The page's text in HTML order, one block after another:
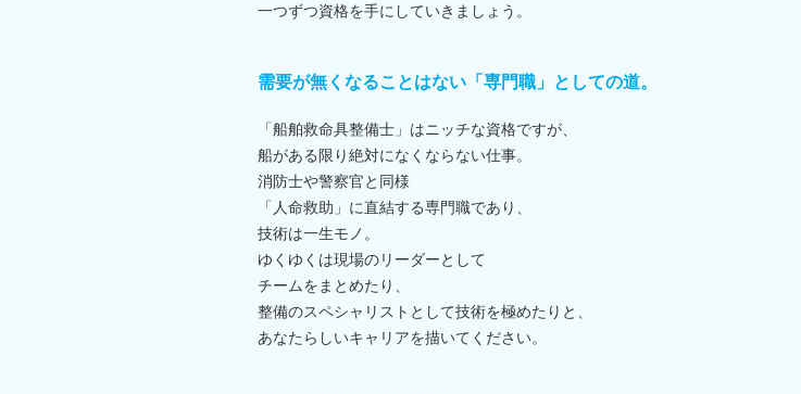
一つずつ資格を手にしていきましょう。
需要が無くなることはない「専門職」としての道。
「船舶救命具整備士」はニッチな資格ですが、
船がある限り絶対になくならない仕事。
消防士や警察官と同様
「人命救助」に直結する専門職であり、
技術は一生モノ。
ゆくゆくは現場のリーダーとして
チームをまとめたり、
整備のスペシャリストとして技術を極めたりと、
あなたらしいキャリアを描いてください。